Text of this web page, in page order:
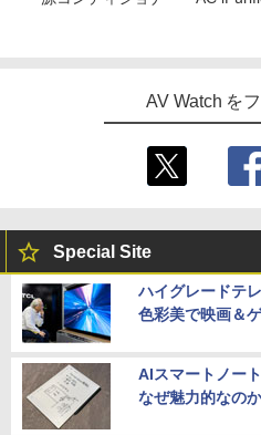
AV Watch を
Special Site
ハイグレードテ
色彩美で映画＆
AIスマートノー
なぜ魅力的なの